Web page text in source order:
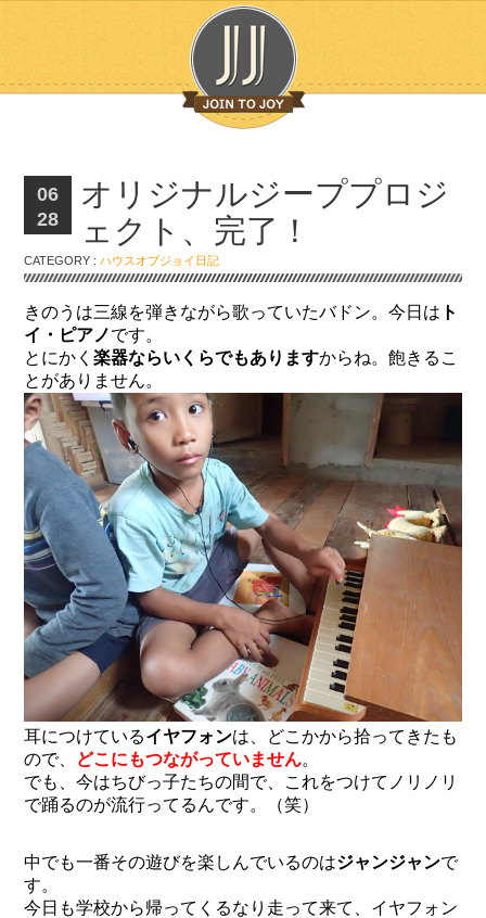
06
28
オリジナルジーププロジ
ェクト、完了！
CATEGORY :ハウスオブジョイ日記
きのうは三線を弾きながら歌っていたバドン。今日は ト
イ・ピアノです。
とにかく楽器ならいくらでもありますからね。飽きるこ
とがありません。
耳につけているイヤフォンは、どこかから拾ってきたも
ので、 どこにもつながっていません。
でも、今はちびっ子たちの間で、これをつけてノリノリ
で踊るのが流行ってるんです。（笑）
中でも一番その遊びを楽しんでいるのはジャンジャンで
す。
今日も学校から帰ってくるなり走って来て、イヤフォン